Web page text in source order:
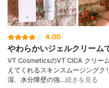
4.00
やわらかいジェルクリーム
VT CosmeticsのVT CICA クリー
えてくれるスキンスムージングク
湿、水分障壁の強…続きを見る